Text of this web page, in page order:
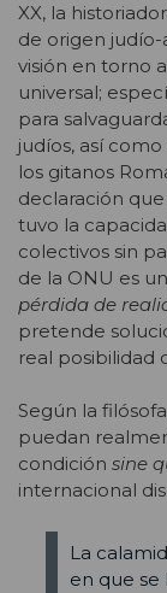
XX, la
de origen
visión en torno
universal;
para
judíos, así
los gitanos
declaración
tuvo la
colectivos sin
de la ONU es
pérdida de
pretende
real posibilidad
Según la
puedan
condición sine
internacional
La
en que se